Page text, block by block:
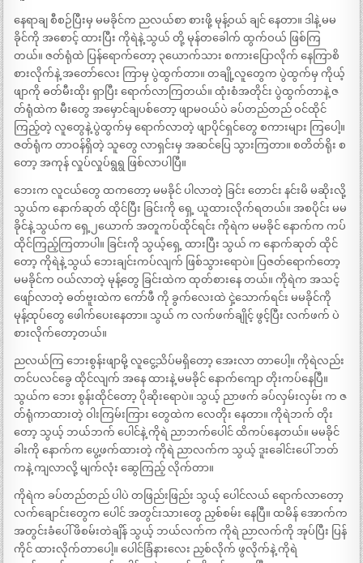
နေရာချ စီစဉ်ပြီးမှ မမခိုင်က ညလယ်စာ စားဖို့ မုန့်ဝယ် ချင် နေတာ။ ဒါနဲ့ မမ
ခိုင်ကို အစောင့် ထားပြီး ကိုရဲနဲ့ သွယ် တို့ မုန်တခေါက် ထွက်ဝယ် ဖြစ်ကြ
တယ်။ ဇတ်ရုံထဲ ပြန်ရောက်တော့ ၃ယောက်သား စကားပြောလိုက် နေကြာစိ
စားလိုက်နဲ့ အတော်လေး ကြာမှ ပွဲထွက်တာ။ တချို့လူတွေက ပွဲထွက်မှ ကိုယ့်
ဖျာကို ဓတ်မီးထိုး ရှာပြီး ရောက်လာကြတယ်။ ထုံးစံအတိုင်း ပွဲထွက်တာနဲ့ ဇ
တ်ရုံထဲက မီးတွေ အမှောင်ချပစ်တော့ ဖျာမဝယ်ပဲ ခပ်တည်တည် ဝင်ထိုင်
ကြည့်တဲ့ လူတွေနဲ့ ပွဲထွက်မှ ရောက်လာတဲ့ ဖျာပိုင်ရှင်တွေ စကားများ ကြပေါ့။
ဇတ်ရုံက တာဝန်ရှိတဲ့ သူတွေ လာရှင်းမှ အဆင်ပြေ သွားကြတာ။ စတိတ်ရိုး စ
တော့ အကုန် လှုပ်လှုပ်ရွရွ ဖြစ်လာပါပြီ။
ဘေးက လူငယ်တွေ ထကတော့ မမခိုင် ပါလာတဲ့ ခြင်း တောင်း နင်းမိ မဆိုးလို့
သွယ်က နောက်ဆုတ် ထိုင်ပြီး ခြင်းကို ရှေ့ ယူထားလိုက်ရတယ်။ အစပိုင်း မမ
ခိုင်နဲ့ သွယ်က ရှေ့၂ယောက် အတူကပ်ထိုင်ရင်း ကိုရဲက မမခိုင် နောက်က ကပ်
ထိုင်ကြည့်ကြတာပါ။ ခြင်းကို သွယ့်ရှေ့ ထားပြီး သွယ် က နောက်ဆုတ် ထိုင်
တော့ ကိုရဲနဲ့ သွယ် ဘေးချင်းကပ်လျက် ဖြစ်သွားရောပဲ။ ပြဇတ်ရောက်တော့
မမခိုင်က ဝယ်လာတဲ့ မုန့်တွေ ခြင်းထဲက ထုတ်စားနေ တယ်။ ကိုရဲက အသင့်
ဖျော်လာတဲ့ ဓတ်ဗူးထဲက ကော်ဖီ ကို ခွက်လေးထဲ ငှဲ့သောက်ရင်း မမခိုင်ကို
မုန့်ထုပ်တွေ ဖေါက်ပေးနေတာ။ သွယ် က လက်ဖက်ချိုင့် ဖွင့်ပြီး လက်ဖက် ပဲ
စားလိုက်တော့တယ်။
ညလယ်ကြ ဘေးစွန်းဖျာမို့ လူငွေ့သိပ်မရှိတော့ အေးလာ တာပေါ့။ ကိုရဲလည်း
တင်ပလင်ခွေ ထိုင်လျက် အနေ ထားနဲ့ မမခိုင် နောက်ကျော တိုးကပ်နေပြီ။
သွယ်က ဘေး စွန်းထိုင်တော့ ပိုဆိုးရောပဲ။ သွယ့် ညာဖက် ခပ်လှမ်းလှမ်း က ဇ
တ်ရုံကာထားတဲ့ ဝါးကြမ်းကြား တွေထဲက လေတိုး နေတာ။ ကိုရဲဘက် တိုး
တော့ သွယ့် ဘယ်ဘက် ပေါင်နဲ့ ကိုရဲ ညာဘက်ပေါင် ထိကပ်နေတယ်။ မမခိုင်
ခါးကို နောက်က ပွေ့ဖက်ထားတဲ့ ကိုရဲ ညာလက်က သွယ့် ဒူးခေါင်းပေါ် ဘတ်
ကနဲ့ ကျလာလို့ မျက်လုံး ဆွေကြည့် လိုက်တာ။
ကိုရဲက ခပ်တည်တည် ပါပဲ တဖြည်းဖြည်း သွယ့် ပေါင်လယ် ရောက်လာတော့
လက်ချောင်းတွေက ပေါင် အတွင်းသားတွေ ညှစ်စမ်း နေပြီ။ ထမိန် အောက်က
အတွင်းခံပေါ် ဖိစမ်းတဲချိန် သွယ့် ဘယ်လက်က ကိုရဲ ညာလက်ကို အုပ်ပြီး ပြန်
ကိုင် ထားလိုက်တာပေါ့။ ပေါင်ခြံနားလေး ညှစ်လိုက် ဖွလိုက်နဲ့ ကိုရဲ